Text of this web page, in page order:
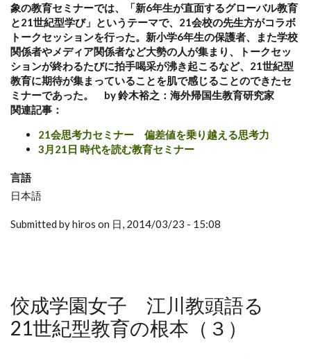
象の教育セミナーでは、
「新6年生が直面するグローバル教育
と21世紀型学び」というテーマで、 21会校の先生方がコラボ
トークセッションを行った。 新小学6年生の保護者、また学校
関係者やメディア関係者など大勢の人が集まり、トークセッ
ションが終わるたびに拍手喝采が沸き起こるなど、21世紀型
教育に期待が集まっていることを肌で感じることのできたセ
ミナーであった。 by 鈴木裕之：海外帰国生教育研究家
関連記事：
21会思考力セミナー 偏差値を乗り越える思考力
3月21日 時代を読む教育セミナー
言語
日本語
Submitted by hiros on 日, 2014/03/23 - 15:08
佼成学園女子 江川教頭語る
21世紀型教育の根本（３）